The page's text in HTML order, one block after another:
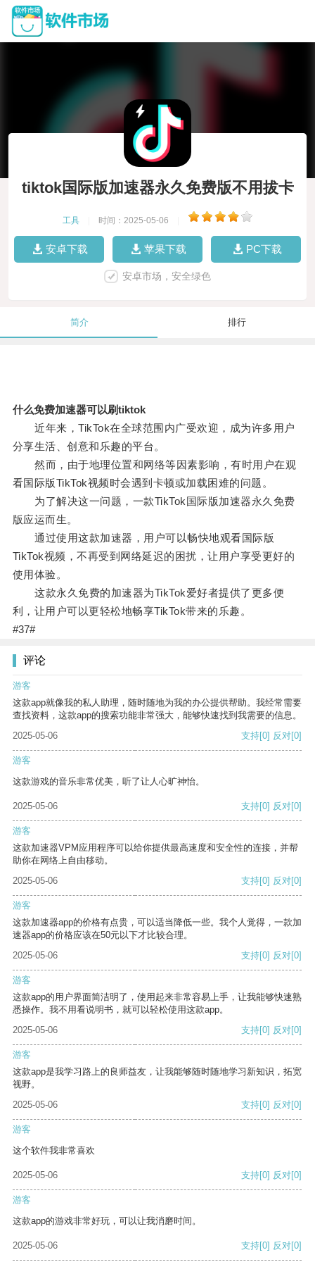
tiktok国际版加速器永久免费版不用拔卡
工具 时间：2025-05-06
安卓下载 苹果下载 PC下载
安卓市场，安全绿色
简介 排行
什么免费加速器可以刷tiktok
近年来，TikTok在全球范围内广受欢迎，成为许多用户
分享生活、创意和乐趣的平台。
然而，由于地理位置和网络等因素影响，有时用户在观
看国际版TikTok视频时会遇到卡顿或加载困难的问题。
为了解决这一问题，一款TikTok国际版加速器永久免费
版应运而生。
通过使用这款加速器，用户可以畅快地观看国际版
TikTok视频，不再受到网络延迟的困扰，让用户享受更好的
使用体验。
这款永久免费的加速器为TikTok爱好者提供了更多便
利，让用户可以更轻松地畅享TikTok带来的乐趣。
#37#
评论
游客
这款app就像我的私人助理，随时随地为我的办公提供帮助。我经常需要
查找资料，这款app的搜索功能非常强大，能够快速找到我需要的信息。
2025-05-06
支持[0] 反对[0]
游客
这款游戏的音乐非常优美，听了让人心旷神怡。
2025-05-06 支持[0] 反对[0]
游客
这款加速器VPM应用程序可以给你提供最高速度和安全性的连接，并帮
助你在网络上自由移动。
2025-05-06
支持[0] 反对[0]
游客
这款加速器app的价格有点贵，可以适当降低一些。我个人觉得，一款加
速器app的价格应该在50元以下才比较合理。
2025-05-06
支持[0] 反对[0]
游客
这款app的用户界面简洁明了，使用起来非常容易上手，让我能够快速熟
悉操作。我不用看说明书，就可以轻松使用这款app。
2025-05-06
支持[0] 反对[0]
游客
这款app是我学习路上的良师益友，让我能够随时随地学习新知识，拓宽
视野。
2025-05-06
支持[0] 反对[0]
游客
这个软件我非常喜欢
2025-05-06 支持[0] 反对[0]
游客
这款app的游戏非常好玩，可以让我消磨时间。
2025-05-06 支持[0] 反对[0]